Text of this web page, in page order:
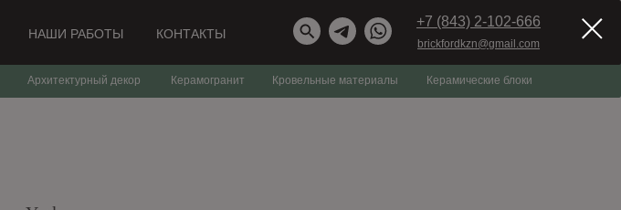
Архитектурный декор Керамогранит Керамические блоки
Кровельные материалы
НАШИ РАБОТЫ КОНТАКТЫ
+7 (843) 2-102-666
brickfordkzn@gmail.com